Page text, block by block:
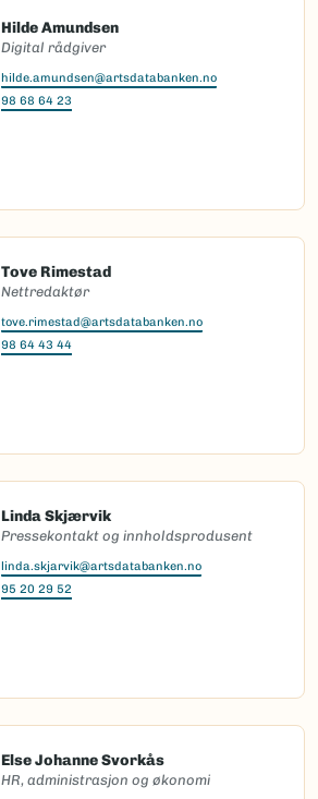
Hilde Amundsen
Digital rådgiver
hilde.amundsen@artsdatabanken.no
98 68 64 23
Tove Rimestad
Nettredaktør
tove.rimestad@artsdatabanken.no
98 64 43 44
Linda Skjærvik
Pressekontakt og innholdsprodusent
linda.skjarvik@artsdatabanken.no
95 20 29 52
Else Johanne Svorkås
HR, administrasjon og økonomi